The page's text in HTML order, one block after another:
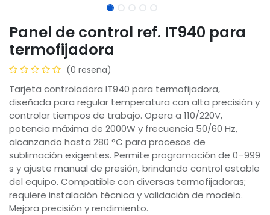
Panel de control ref. IT940 para
termofijadora
(0 reseña)
Tarjeta controladora IT940 para termofijadora,
diseñada para regular temperatura con alta precisión y
controlar tiempos de trabajo. Opera a 110/220V,
potencia máxima de 2000W y frecuencia 50/60 Hz,
alcanzando hasta 280 °C para procesos de
sublimación exigentes. Permite programación de 0–999
s y ajuste manual de presión, brindando control estable
del equipo. Compatible con diversas termofijadoras;
requiere instalación técnica y validación de modelo.
Mejora precisión y rendimiento.